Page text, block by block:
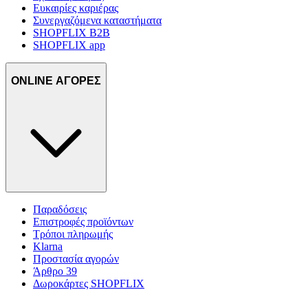
Ευκαιρίες καριέρας
Συνεργαζόμενα καταστήματα
SHOPFLIX B2B
SHOPFLIX app
ONLINE ΑΓΟΡΕΣ
Παραδόσεις
Επιστροφές προϊόντων
Τρόποι πληρωμής
Klarna
Προστασία αγορών
Άρθρο 39
Δωροκάρτες SHOPFLIX